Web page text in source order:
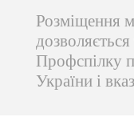
Розміщення
Профспілку
України і